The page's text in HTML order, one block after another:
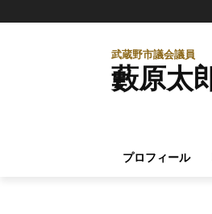
武蔵野市議会議員
藪原太
プロフィール